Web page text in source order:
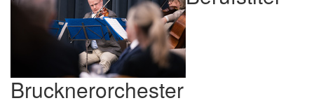
Brucknerorchester